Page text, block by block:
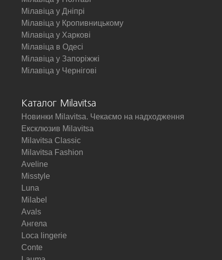
Мілавіца у Дніпрі
Мілавіца у Кропивницькому
Мілавіца у Харкові
Мілавіца в Одесі
Мілавіца у Запоріжжі
Мілавіца у Чернігові
Каталог Milavitsa
Новинки Milavitsa. Чекаємо на надходження
Ексклюзив Milavitsa
Milavitsa Classic
Milavitsa Fashion
Aveline
Misstyle
Luna
Milabel
Avals
Ангела
Loca lingerie
Conte